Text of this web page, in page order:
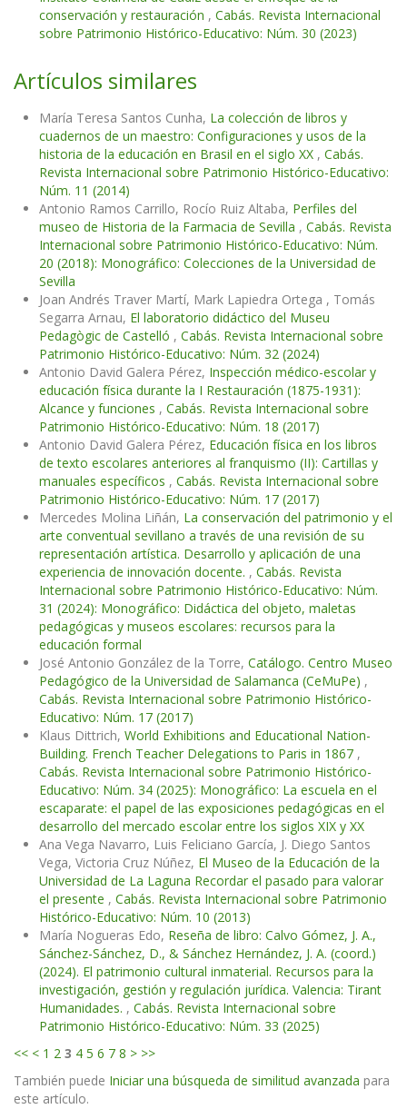
conservación y restauración , Cabás. Revista Internacional
sobre Patrimonio Histórico-Educativo: Núm. 30 (2023)
Artículos similares
María Teresa Santos Cunha, La colección de libros y
cuadernos de un maestro: Configuraciones y usos de la
historia de la educación en Brasil en el siglo XX , Cabás.
Revista Internacional sobre Patrimonio Histórico-Educativo:
Núm. 11 (2014)
Antonio Ramos Carrillo, Rocío Ruiz Altaba, Perfiles del
museo de Historia de la Farmacia de Sevilla , Cabás. Revista
Internacional sobre Patrimonio Histórico-Educativo: Núm.
20 (2018): Monográfico: Colecciones de la Universidad de
Sevilla
Joan Andrés Traver Martí, Mark Lapiedra Ortega , Tomás
Segarra Arnau, El laboratorio didáctico del Museu
Pedagògic de Castelló , Cabás. Revista Internacional sobre
Patrimonio Histórico-Educativo: Núm. 32 (2024)
Antonio David Galera Pérez, Inspección médico-escolar y
educación física durante la I Restauración (1875-1931):
Alcance y funciones , Cabás. Revista Internacional sobre
Patrimonio Histórico-Educativo: Núm. 18 (2017)
Antonio David Galera Pérez, Educación física en los libros
de texto escolares anteriores al franquismo (II): Cartillas y
manuales específicos , Cabás. Revista Internacional sobre
Patrimonio Histórico-Educativo: Núm. 17 (2017)
Mercedes Molina Liñán, La conservación del patrimonio y el
arte conventual sevillano a través de una revisión de su
representación artística. Desarrollo y aplicación de una
experiencia de innovación docente. , Cabás. Revista
Internacional sobre Patrimonio Histórico-Educativo: Núm.
31 (2024): Monográfico: Didáctica del objeto, maletas
pedagógicas y museos escolares: recursos para la
educación formal
José Antonio González de la Torre, Catálogo. Centro Museo
Pedagógico de la Universidad de Salamanca (CeMuPe) ,
Cabás. Revista Internacional sobre Patrimonio Histórico-
Educativo: Núm. 17 (2017)
Klaus Dittrich, World Exhibitions and Educational Nation-
Building. French Teacher Delegations to Paris in 1867 ,
Cabás. Revista Internacional sobre Patrimonio Histórico-
Educativo: Núm. 34 (2025): Monográfico: La escuela en el
escaparate: el papel de las exposiciones pedagógicas en el
desarrollo del mercado escolar entre los siglos XIX y XX
Ana Vega Navarro, Luis Feliciano García, J. Diego Santos
Vega, Victoria Cruz Núñez, El Museo de la Educación de la
Universidad de La Laguna Recordar el pasado para valorar
el presente , Cabás. Revista Internacional sobre Patrimonio
Histórico-Educativo: Núm. 10 (2013)
María Nogueras Edo, Reseña de libro: Calvo Gómez, J. A.,
Sánchez-Sánchez, D., & Sánchez Hernández, J. A. (coord.)
(2024). El patrimonio cultural inmaterial. Recursos para la
investigación, gestión y regulación jurídica. Valencia: Tirant
Humanidades. , Cabás. Revista Internacional sobre
Patrimonio Histórico-Educativo: Núm. 33 (2025)
<< < 1 2 3 4 5 6 7 8 > >>
También puede Iniciar una búsqueda de similitud avanzada para
este artículo.